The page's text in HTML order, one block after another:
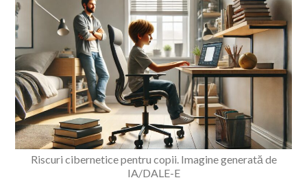
Riscuri cibernetice pentru copii. Imagine generată de
IA/DALE-E